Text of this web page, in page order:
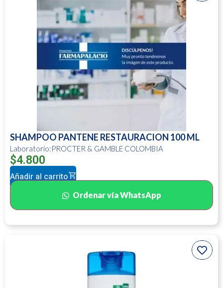
SHAMPOO PANTENE RESTAURACION 100 ML
Laboratorio:PROCTER & GAMBLE COLOMBIA
$4.800
Añadir al carrito
Ordenar vía WhatsApp